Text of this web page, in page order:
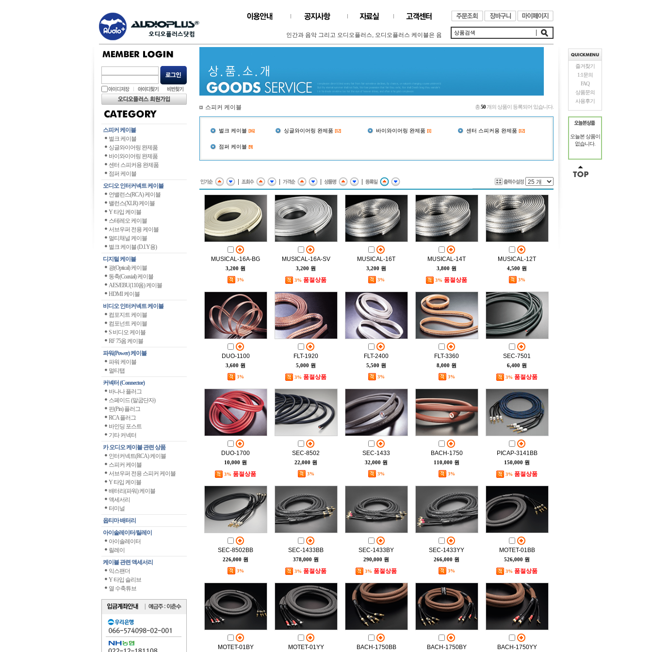
인간과 음악 그리고 오디오플러스, 오디오플러스 케이블은 음악에 대한 열정으로 제작되었습니다.
즐겨찾기
1:1문의
FAQ
상품문의
사용후기
오늘본 상품이
없습니다.
스피커 케이블
벌크 케이블
싱글와이어링 완제품
바이와이어링 완제품
센터 스피커용 완제품
점퍼 케이블
오디오 인터커넥트 케이블
언밸런스(RCA) 케이블
밸런스(XLR) 케이블
Y 타입 케이블
스테레오 케이블
서브우퍼 전용 케이블
멀티채널 케이블
벌크 케이블 (D.I.Y용)
디지털 케이블
광(Optical) 케이블
동축(Coaxial) 케이블
AES/EBU(110옴) 케이블
HDMI 케이블
비디오 인터커넥트 케이블
컴포지트 케이블
컴포넌트 케이블
S 비디오 케이블
RF 75옴 케이블
파워(Power) 케이블
파워 케이블
멀티탭
커넥터 (Connector)
바나나 플러그
스페이드 (말굽단자)
핀(Pin) 플러그
RCA 플러그
바인딩 포스트
기타 커넥터
카 오디오 케이블 관련 상품
인터커넥트(RCA) 케이블
스피커 케이블
서브우퍼 전용 스피커 케이블
Y 타입 케이블
배터리(파워) 케이블
액세서리
터미널
옵티마 배터리
아이솔레이터/릴레이
아이솔레이터
릴레이
케이블 관련 액세서리
익스팬더
Y 타입 슬리브
열 수축튜브
스피커 케이블 총50개의 상품이 등록되어 있습니다.
벌크 케이블 [16] 싱글와이어링 완제품 [12] 바이와이어링 완제품 [1] 센터 스피커용 완제품 [12]
점퍼 케이블 [9]
| | | |
MUSICAL-16A-BG
3,200 원
3%
MUSICAL-16A-SV
3,200 원
3% 품절상품
MUSICAL-16T
3,200 원
3%
MUSICAL-14T
3,800 원
3% 품절상품
MUSICAL-12T
4,500 원
3%
DUO-1100
3,600 원
3%
FLT-1920
5,000 원
3% 품절상품
FLT-2400
5,500 원
3%
FLT-3360
8,000 원
3%
SEC-7501
6,400 원
3% 품절상품
DUO-1700
10,000 원
3% 품절상품
SEC-8502
22,000 원
3%
SEC-1433
32,000 원
3%
BACH-1750
110,000 원
3%
PICAP-3141BB
150,000 원
3% 품절상품
SEC-8502BB
226,000 원
3%
SEC-1433BB
378,000 원
3% 품절상품
SEC-1433BY
290,000 원
3% 품절상품
SEC-1433YY
266,000 원
3%
MOTET-01BB
526,000 원
3% 품절상품
MOTET-01BY MOTET-01YY BACH-1750BB BACH-1750BY BACH-1750YY